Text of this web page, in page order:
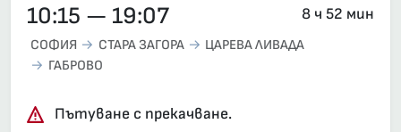
10:15 — 19:07 8 ч 52 мин
СОФИЯ СТАРА ЗАГОРА
ЦАРЕВА ЛИВАДА
ГАБРОВО
Пътуване с прекачване.